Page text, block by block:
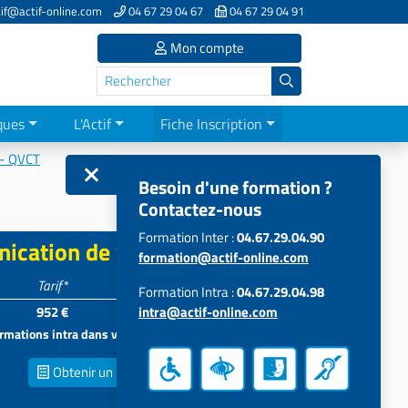
online.com 04 67 29 04 67 04 67 29 04 91
Mon compte
L'Actif Fiche Inscription
QVCT
Santé mentale et troubles...
de votre fonction
Tarif*
952 €
Participants
4 à 16
intra dans vos locaux
Obtenir un Devis inter
Besoin d'une formation ?
Contactez-nous
Formation Inter :04.67.29.04.90
formation@actif-online.com
Formation Intra :04.67.29.04.98
intra@actif-online.com